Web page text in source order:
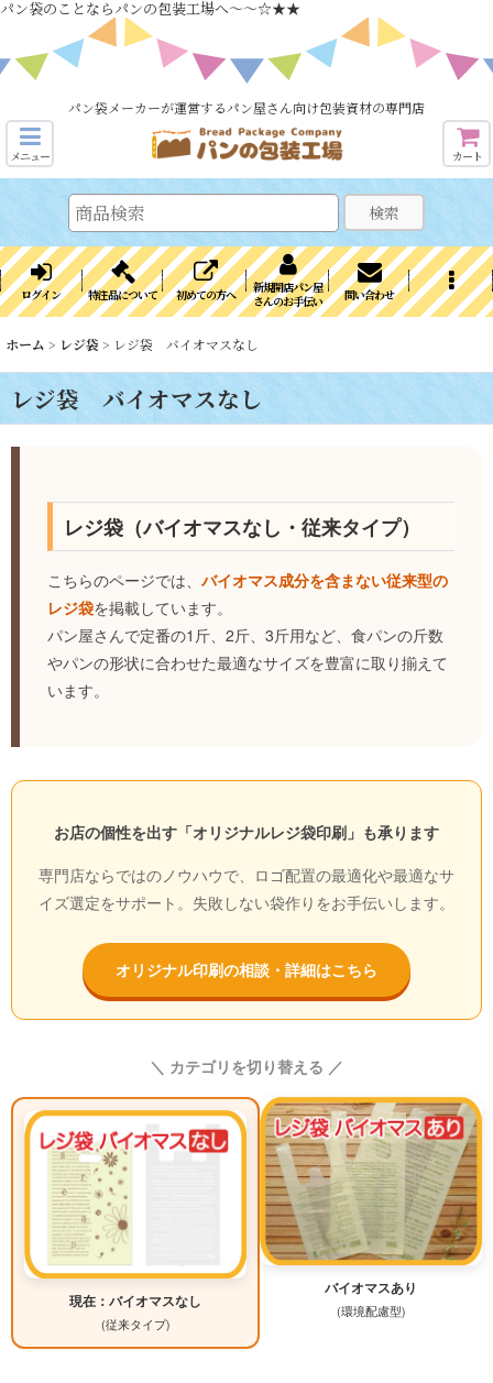
パン袋のことならパンの包装工場へ～～☆★★
パン袋メーカーが運営するパン屋さん向け包装資材の専門店
メニュー カート
検索
ログイン 特注品について 初めての方へ
新規開店パン屋
さんのお手伝い
問い合わせ
ホーム > レジ袋 > レジ袋 バイオマスなし
レジ袋 バイオマスなし
レジ袋（バイオマスなし・従来タイプ）
こちらのページでは、 バイオマス成分を含まない従来型の
レジ袋を掲載しています。
パン屋さんで定番の1斤、2斤、3斤用など、食パンの斤数
やパンの形状に合わせた最適なサイズを豊富に取り揃えて
います。
お店の個性を出す「オリジナルレジ袋印刷」も承ります
専門店ならではのノウハウで、ロゴ配置の最適化や最適なサ
イズ選定をサポート。失敗しない袋作りをお手伝いします。
オリジナル印刷の相談・詳細はこちら
＼ カテゴリを切り替える ／
現在：バイオマスなし
(従来タイプ)
バイオマスあり
(環境配慮型)